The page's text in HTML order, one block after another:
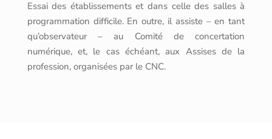
Essai des établissements et dans celle des salles à
programmation difficile. En outre, il assiste – en tant
qu’observateur – au Comité de concertation
numérique, et, le cas échéant, aux Assises de la
profession, organisées par le CNC.